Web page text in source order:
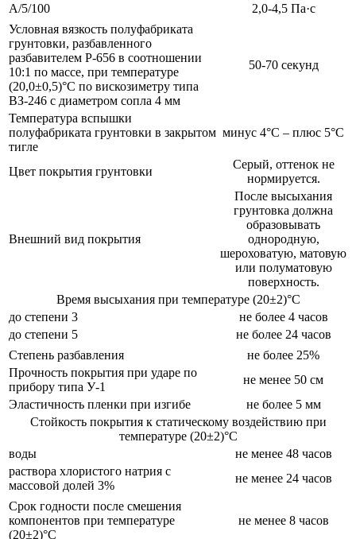
А/5/100
2,0-4,5 Па·с
Условная вязкость полуфабриката
грунтовки, разбавленного
разбавителем Р-656 в соотношении
10:1 по массе, при температуре
(20,0±0,5)°С по вискозиметру типа
ВЗ-246 с диаметром сопла 4 мм
50-70 секунд
Температура вспышки
полуфабриката грунтовки в закрытом
тигле
минус 4°С – плюс 5°С
Цвет покрытия грунтовки
Серый, оттенок не
нормируется.
Внешний вид покрытия
После высыхания
грунтовка должна
образовывать
однородную,
шероховатую, матовую
или полуматовую
поверхность.
Время высыхания при температуре (20±2)°С
до степени 3
не более 4 часов
до степени 5
не более 24 часов
Степень разбавления
не более 25%
Прочность покрытия при ударе по
прибору типа У-1
не менее 50 см
Эластичность пленки при изгибе
не более 5 мм
Стойкость покрытия к статическому воздействию при
температуре (20±2)°С
воды
не менее 48 часов
раствора хлористого натрия с
массовой долей 3%
не менее 24 часов
Срок годности после смешения
компонентов при температуре
(20±2)°С
не менее 8 часов